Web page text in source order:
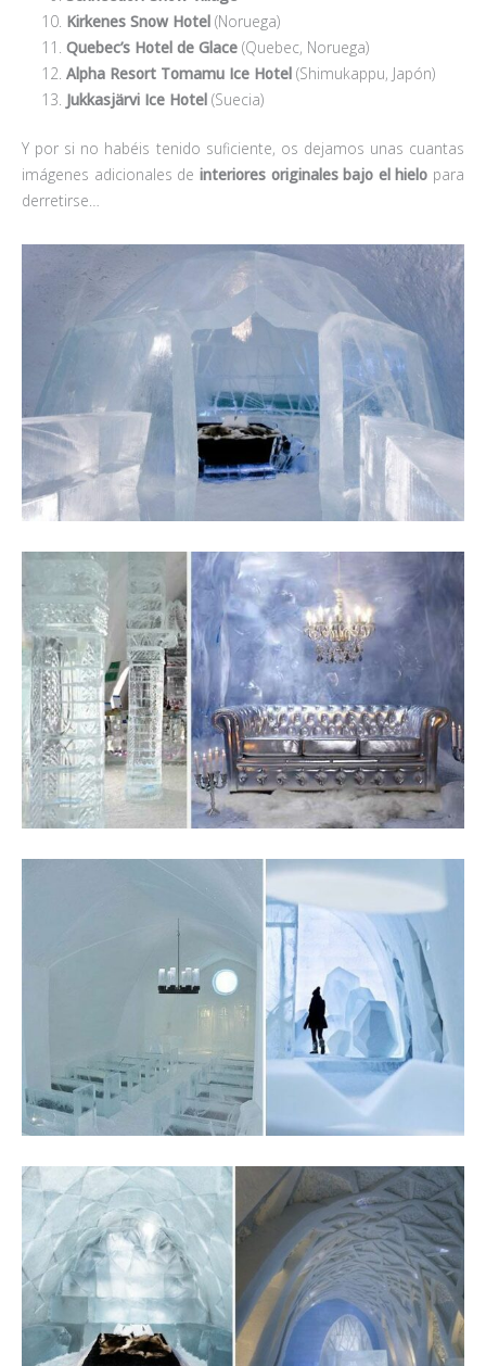
Kirkenes Snow Hotel (Noruega)
Quebec’s Hotel de Glace (Quebec, Noruega)
Alpha Resort Tomamu Ice Hotel (Shimukappu, Japón)
Jukkasjärvi Ice Hotel (Suecia)
Y por si no habéis tenido suficiente, os dejamos unas cuantas
imágenes adicionales de interiores originales bajo el hielo para
derretirse…